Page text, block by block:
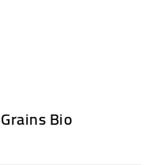
Bio